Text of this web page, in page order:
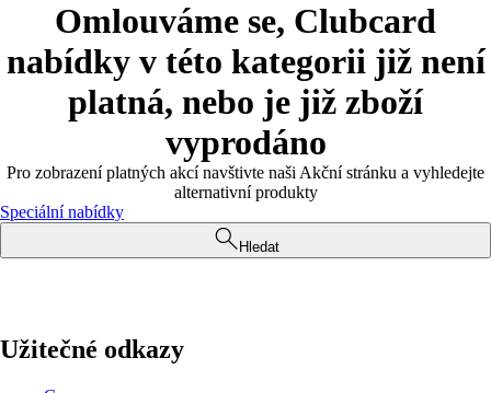
Omlouváme se, Clubcard
nabídky v této kategorii již není
platná, nebo je již zboží
vyprodáno
Pro zobrazení platných akcí navštivte naši Akční stránku a vyhledejte
alternativní produkty
Speciální nabídky
Hledat
Užitečné odkazy